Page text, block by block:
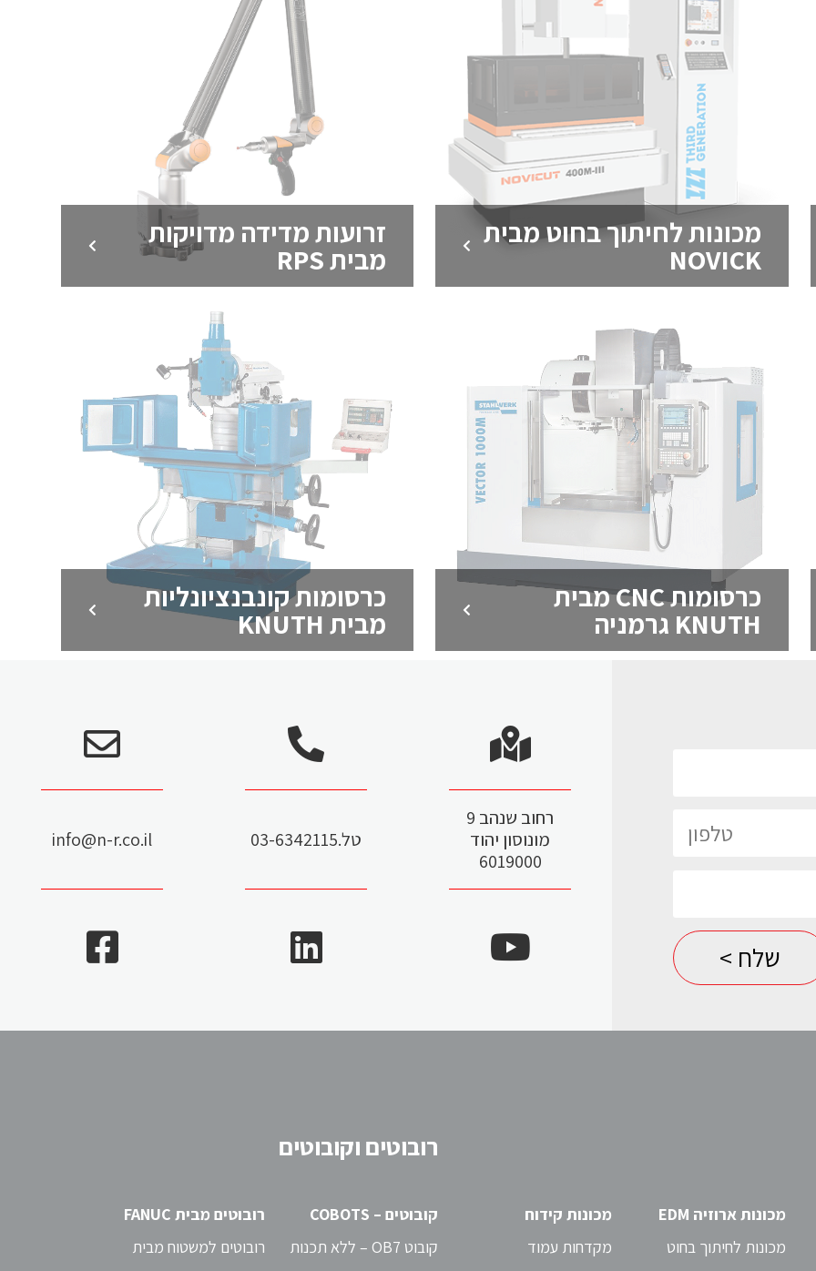
מכונות לחיתוך בחוט מבית
NOVICK
מכונות ארוזיה לחיתוך בחוט אשר מיועדות
לחיתוך חלקים מהדפסת תלת
לדף המוצר >
זרועות מדידה מדויקות
מבית RPS
זרועות מדידה הטובות בעולם תוצרת
איטליה מבית RPS Metrology למדידה
לדף המוצר >
כרסומות CNC מבית
KNUTH גרמניה
כרסומות קונבנציונליות
מבית KNUTH
במגוון גדלים לעיבוד שבבי של מתכת,
רחוב שנהב 9
מונוסון יהוד
6019000
טל.03-6342115 info@n-r.co.il
מכונות ארוזיה EDM
מכונות לחיתוך בחוט
מכונות קידוח
מקדחות עמוד
רובוטים וקובוטים
קובוטים – COBOTS
קובוט OB7 – ללא תכנות
רובוטים מבית FANUC
רובוטים למשטוח מבית